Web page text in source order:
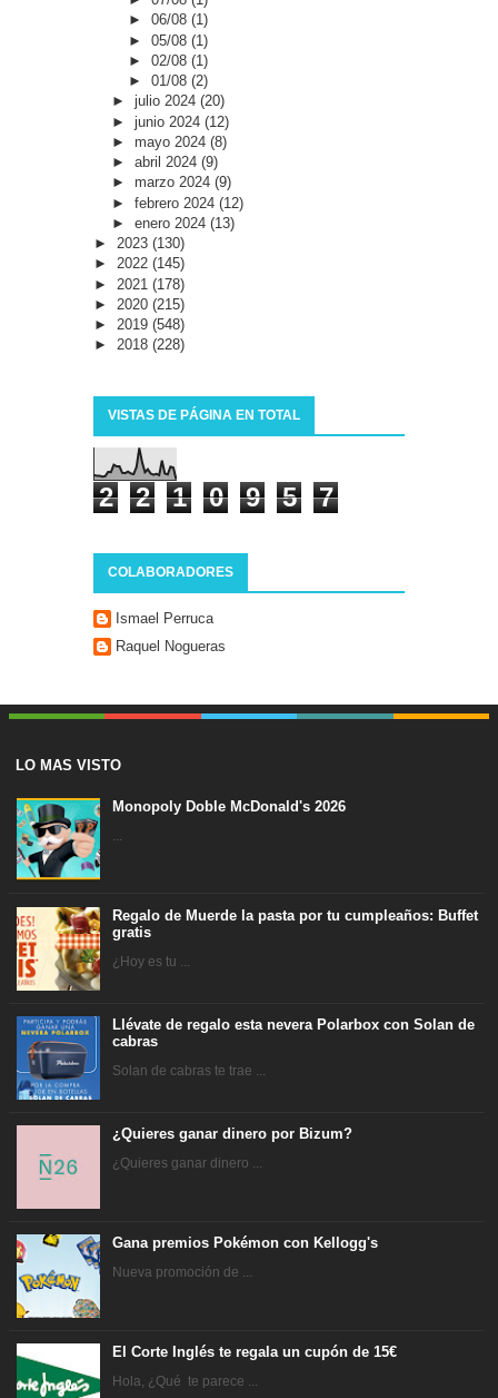
►06/08(1)
►05/08(1)
►02/08(1)
►01/08(2)
► julio 2024 (20)
► junio 2024 (12)
► mayo 2024 (8)
► abril 2024 (9)
► marzo 2024 (9)
► febrero 2024 (12)
► enero 2024 (13)
► 2023 (130)
► 2022 (145)
► 2021 (178)
► 2020 (215)
► 2019 (548)
► 2018 (228)
VISTAS DE PÁGINA EN TOTAL
2 2 1 0 9 5 7
COLABORADORES
Ismael Perruca
Raquel Nogueras
LO MAS VISTO
Monopoly Doble McDonald's 2026
Regalo de Muerde la pasta por tu cumpleaños: Buffet
gratis
¿Hoy es tu ...
Llévate de regalo esta nevera Polarbox con Solan de
cabras
Solan de cabras te trae ...
¿Quieres ganar dinero por Bizum?
¿Quieres ganar dinero ...
Gana premios Pokémon con Kellogg's
Nueva promoción de ...
El Corte Inglés te regala un cupón de 15€
Hola, ¿Qué te parece ...